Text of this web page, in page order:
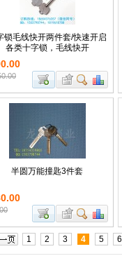
锁毛线快开两件套/快速开启
各类十字锁，毛线快开
半圆万能撞匙3件套
1 2 3 4 5 6